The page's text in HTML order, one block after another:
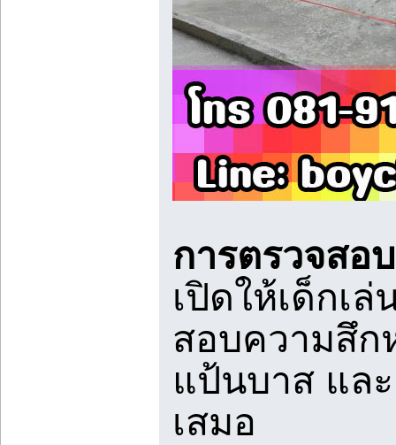
การตรวจสอ
เปิดให้เด็กเ
สอบความสึก
แป้นบาส แล
เสมอ